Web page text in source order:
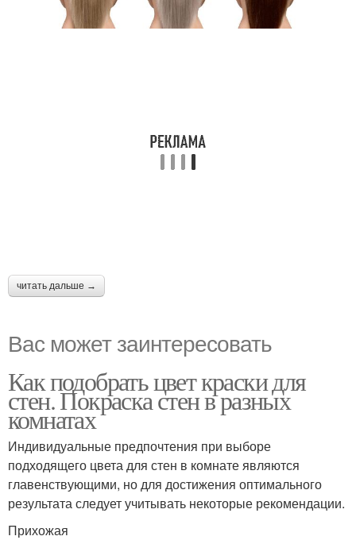
читать дальше →
Вас может заинтересовать
Как подобрать цвет краски для
стен. Покраска стен в разных
комнатах
Индивидуальные предпочтения при выборе
подходящего цвета для стен в комнате являются
главенствующими, но для достижения оптимального
результата следует учитывать некоторые рекомендации.
Прихожая